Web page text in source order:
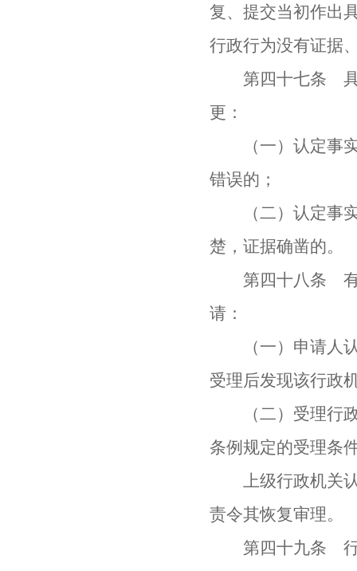
复、提交当初作出
行政行为没有证据
第四十七条 具体
更：
（一）认定事实
错误的；
（二）认定事实
楚，证据确凿的。
第四十八条 有下
请：
（一）申请人认
受理后发现该行政
（二）受理行政
条例规定的受理条
上级行政机关认
责令其恢复审理。
第四十九条 行政